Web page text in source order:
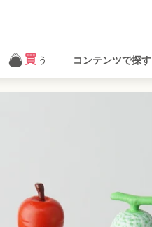
買 う コンテンツで探す